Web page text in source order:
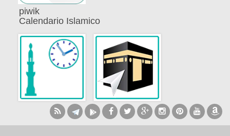
piwik
Calendario Islamico